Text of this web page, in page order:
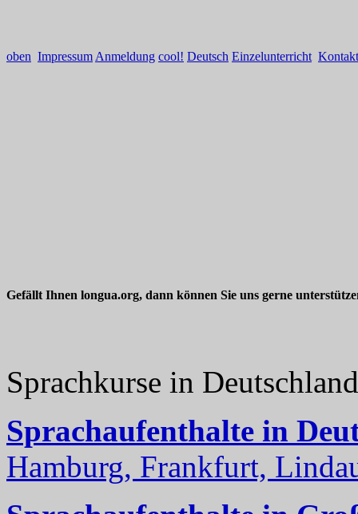
oben Impressum Anmeldung cool! Deutsch Einzelunterricht Kontakt
Gefällt Ihnen longua.org, dann können Sie uns gerne
Sprachkurse in
Sprachaufenthalte in
Hamburg, Frankfurt,